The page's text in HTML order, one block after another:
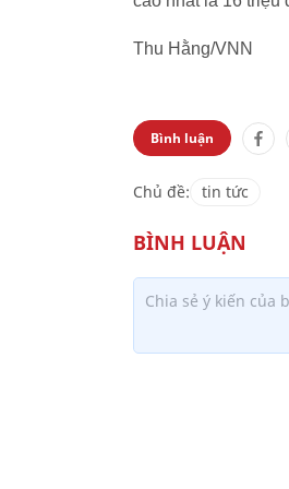
Thu Hằng/VNN
Bình luận
Chủ đề: tin tức